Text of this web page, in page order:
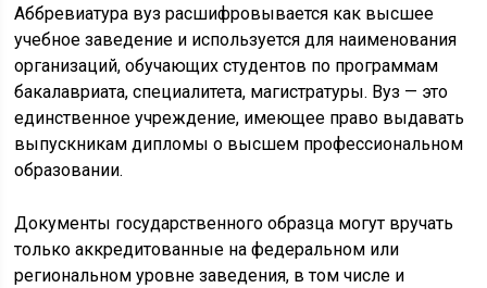
Аббревиатура вуз расшифровывается как высшее
учебное заведение и используется для наименования
организаций, обучающих студентов по программам
бакалавриата, специалитета, магистратуры. Вуз — это
единственное учреждение, имеющее право выдавать
выпускникам дипломы о высшем профессиональном
образовании.
Документы государственного образца могут вручать
только аккредитованные на федеральном или
региональном уровне заведения, в том числе и